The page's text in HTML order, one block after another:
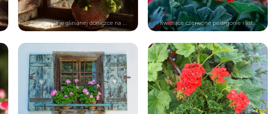
Pelargonia w glinianej doniczce na ... Kwitnące czerwone pelargonie i list...